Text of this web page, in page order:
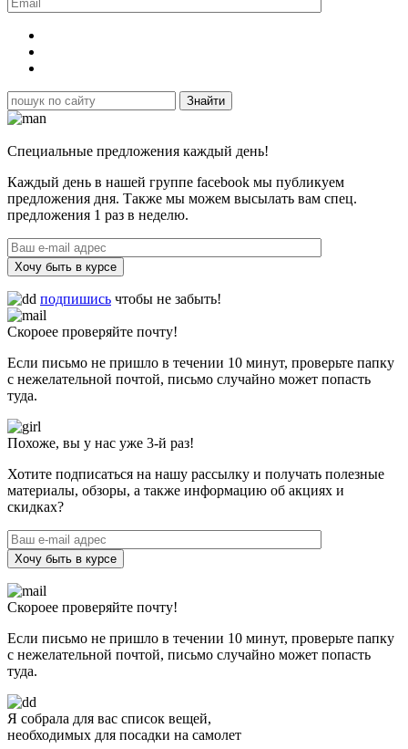
Специальные предложения каждый день!
Каждый день в нашей группе facebook мы публикуем
предложения дня. Также мы можем высылать вам спец.
предложения 1 раз в неделю.
Хочу быть в курсе
подпишись чтобы не забыть!
Скороее проверяйте почту!
Если письмо не пришло в течении 10 минут, проверьте папку
с нежелательной почтой, письмо случайно может попасть
туда.
Похоже, вы у нас уже 3-й раз!
Хотите подписаться на нашу рассылку и получать полезные
материалы, обзоры, а также информацию об акциях и
скидках?
Хочу быть в курсе
Скороее проверяйте почту!
Если письмо не пришло в течении 10 минут, проверьте папку
с нежелательной почтой, письмо случайно может попасть
туда.
Я собрала для вас список вещей,
необходимых для посадки на самолет